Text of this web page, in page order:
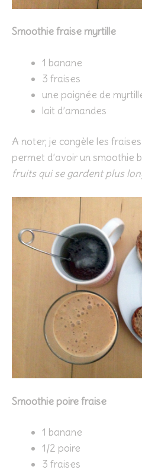
Smoothie fraise myrtille
1 banane
3 fraises
une poignée de
lait d’amandes
A noter, je congèle les
permet d’avoir un smoothie
fruits qui se gardent plus
Smoothie poire fraise
1 banane
1/2 poire
3 fraises